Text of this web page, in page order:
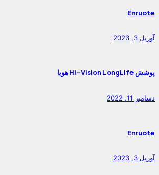
Enruote
آوریل 3, 2023
پوشش Hi-Vision LongLife هویا
دسامبر 11, 2022
Enruote
آوریل 3, 2023